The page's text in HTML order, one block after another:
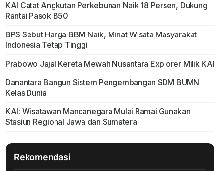
KAI Catat Angkutan Perkebunan Naik 18 Persen, Dukung
Rantai Pasok B50
BPS Sebut Harga BBM Naik, Minat Wisata Masyarakat
Indonesia Tetap Tinggi
Prabowo Jajal Kereta Mewah Nusantara Explorer Milik KAI
Danantara Bangun Sistem Pengembangan SDM BUMN
Kelas Dunia
KAI: Wisatawan Mancanegara Mulai Ramai Gunakan
Stasiun Regional Jawa dan Sumatera
Rekomendasi